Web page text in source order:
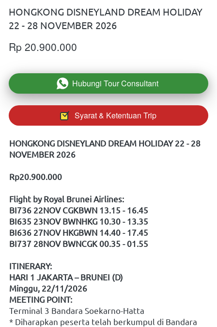
HONGKONG DISNEYLAND DREAM HOLIDAY
22 - 28 NOVEMBER 2026
Rp 20.900.000
` Hubungi Tour Consultant
` Syarat & Ketentuan Trip
HONGKONG DISNEYLAND DREAM HOLIDAY 22 - 28
NOVEMBER 2026
Rp20.900.000
Flight by Royal Brunei Airlines:
BI736 22NOV CGKBWN 13.15 - 16.45
BI635 23NOV BWNHKG 10.30 - 13.35
BI636 27NOV HKGBWN 14.40 - 17.45
BI737 28NOV BWNCGK 00.35 - 01.55
ITINERARY:
HARI 1 JAKARTA – BRUNEI (D)
Minggu, 22/11/2026
MEETING POINT:
Terminal 3 Bandara Soekarno-Hatta
* Diharapkan peserta telah berkumpul di Bandara